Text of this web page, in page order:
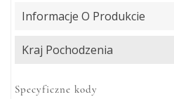
Informacje O Produkcie
Kraj Pochodzenia
Specyficzne kody